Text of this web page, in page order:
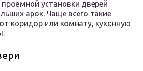
установки дверей
арок. Чаще всего такие
коридор или комнату, кухонную